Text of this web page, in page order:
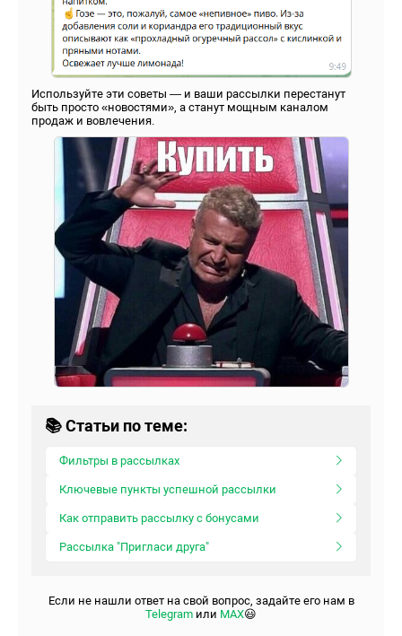
Используйте эти советы — и ваши рассылки перестанут
быть просто «новостями», а станут мощным каналом
продаж и вовлечения.
📚 Статьи по теме:
Фильтры в рассылках
Ключевые пункты успешной рассылки
Как отправить рассылку с бонусами
Рассылка "Пригласи друга"
Если не нашли ответ на свой вопрос, задайте его нам в
Telegram или МАХ😃